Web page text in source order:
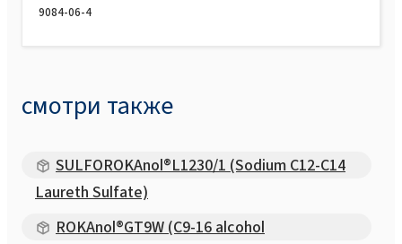
9084-06-4
смотри также
SULFOROKAnol®L1230/1 (Sodium C12-C14
Laureth Sulfate)
ROKAnol®GT9W (C9-16 alcohol